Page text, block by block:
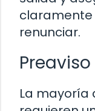
claramente
renunciar.
La mayoría